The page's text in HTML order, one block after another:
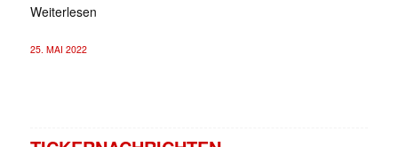
Weiterlesen
25. MAI 2022